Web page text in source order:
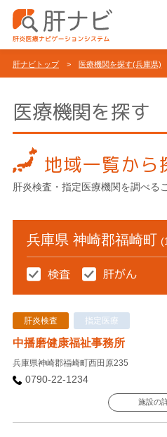
肝ナビトップ> 医療機関を探す(兵庫県)
医療機関を探す
地域一覧から
肝炎検査・指定医療機関を調べる
兵庫県 神崎郡福崎町
肝炎検査 指定医療
中播磨健康福祉事務所
兵庫県神崎郡福崎町西田原235
0790-22-1234
施設の